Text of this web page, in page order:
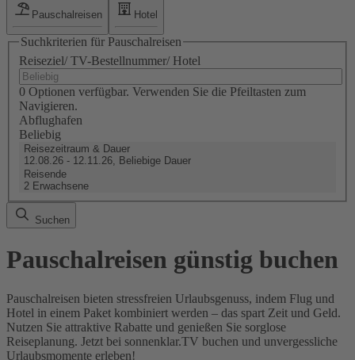
Pauschalreisen Hotel
Suchkriterien für Pauschalreisen
Reiseziel/ TV-Bestellnummer/ Hotel
0 Optionen verfügbar. Verwenden Sie die Pfeiltasten zum
Navigieren.
Abflughafen
Beliebig
Reisezeitraum & Dauer
12.08.26 - 12.11.26, Beliebige Dauer
Reisende
2 Erwachsene
Suchen
Pauschalreisen günstig buchen
Pauschalreisen bieten stressfreien Urlaubsgenuss, indem Flug und
Hotel in einem Paket kombiniert werden – das spart Zeit und Geld.
Nutzen Sie attraktive Rabatte und genießen Sie sorglose
Reiseplanung. Jetzt bei sonnenklar.TV buchen und unvergessliche
Urlaubsmomente erleben!